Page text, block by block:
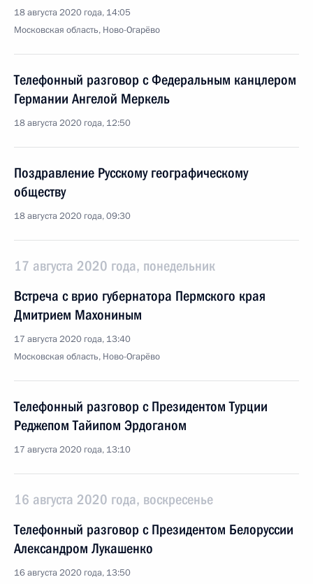
18 августа 2020 года, 14:05
Московская область, Ново-Огарёво
Телефонный разговор с Федеральным канцлером
Германии Ангелой Меркель
18 августа 2020 года, 12:50
Поздравление Русскому географическому
обществу
18 августа 2020 года, 09:30
17 августа 2020 года, понедельник
Встреча с врио губернатора Пермского края
Дмитрием Махониным
17 августа 2020 года, 13:40
Московская область, Ново-Огарёво
Телефонный разговор с Президентом Турции
Реджепом Тайипом Эрдоганом
17 августа 2020 года, 13:10
16 августа 2020 года, воскресенье
Телефонный разговор с Президентом Белоруссии
Александром Лукашенко
16 августа 2020 года, 13:50